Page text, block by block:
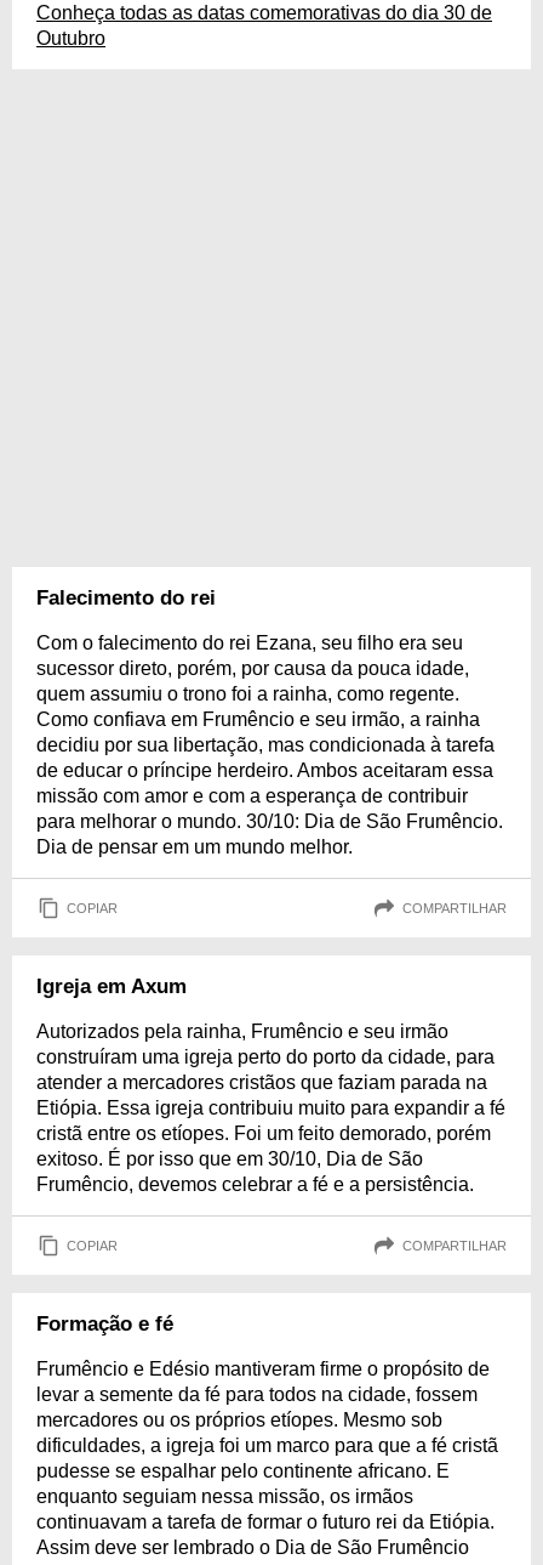
Conheça todas as datas comemorativas do dia 30 de
Outubro
Falecimento do rei
Com o falecimento do rei Ezana, seu filho era seu
sucessor direto, porém, por causa da pouca idade,
quem assumiu o trono foi a rainha, como regente.
Como confiava em Frumêncio e seu irmão, a rainha
decidiu por sua libertação, mas condicionada à tarefa
de educar o príncipe herdeiro. Ambos aceitaram essa
missão com amor e com a esperança de contribuir
para melhorar o mundo. 30/10: Dia de São Frumêncio.
Dia de pensar em um mundo melhor.
COPIAR COMPARTILHAR
Igreja em Axum
Autorizados pela rainha, Frumêncio e seu irmão
construíram uma igreja perto do porto da cidade, para
atender a mercadores cristãos que faziam parada na
Etiópia. Essa igreja contribuiu muito para expandir a fé
cristã entre os etíopes. Foi um feito demorado, porém
exitoso. É por isso que em 30/10, Dia de São
Frumêncio, devemos celebrar a fé e a persistência.
COPIAR COMPARTILHAR
Formação e fé
Frumêncio e Edésio mantiveram firme o propósito de
levar a semente da fé para todos na cidade, fossem
mercadores ou os próprios etíopes. Mesmo sob
dificuldades, a igreja foi um marco para que a fé cristã
pudesse se espalhar pelo continente africano. E
enquanto seguiam nessa missão, os irmãos
continuavam a tarefa de formar o futuro rei da Etiópia.
Assim deve ser lembrado o Dia de São Frumêncio